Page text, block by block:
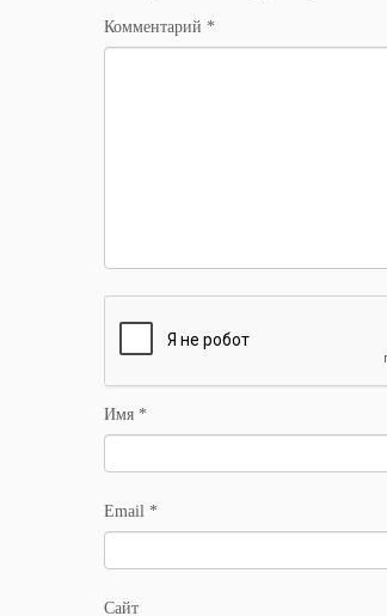
Комментарий *
Имя *
Email *
Сайт